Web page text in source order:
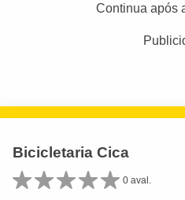
Continua após
Bicicletaria Cica
0 aval.